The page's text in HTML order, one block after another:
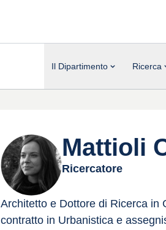
Il Dipartimento Ricerca
Mattioli
Ricercatore
Architetto e Dottore di Ricerca in
contratto in Urbanistica e